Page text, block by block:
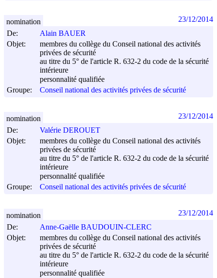
De:
Alain BAUER
Objet:
membres du collège du Conseil national des activités
privées de sécurité
au titre du 5° de l'article R. 632-2 du code de la sécurité
intérieure
personnalité qualifiée
Groupe:
Conseil national des activités privées de sécurité
nomination 23/12/2014
De:
Valérie DEROUET
Objet:
membres du collège du Conseil national des activités
privées de sécurité
au titre du 5° de l'article R. 632-2 du code de la sécurité
intérieure
personnalité qualifiée
Groupe:
Conseil national des activités privées de sécurité
nomination 23/12/2014
De:
Anne-Gaëlle BAUDOUIN-CLERC
Objet:
membres du collège du Conseil national des activités
privées de sécurité
au titre du 5° de l'article R. 632-2 du code de la sécurité
intérieure
personnalité qualifiée
nomination 23/12/2014